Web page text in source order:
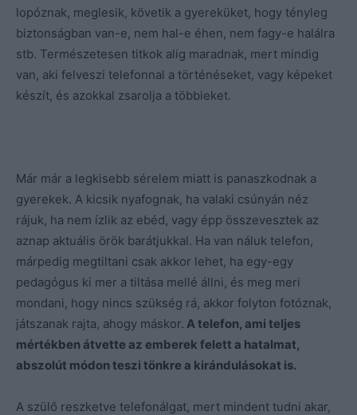
lopóznak, meglesik, követik a gyereküket, hogy tényleg
biztonságban van-e, nem hal-e éhen, nem fagy-e halálra
stb. Természetesen titkok alig maradnak, mert mindig
van, aki felveszi telefonnal a történéseket, vagy képeket
készít, és azokkal zsarolja a többieket.
Már már a legkisebb sérelem miatt is panaszkodnak a
gyerekek. A kicsik nyafognak, ha valaki csúnyán néz
rájuk, ha nem ízlik az ebéd, vagy épp összevesztek az
aznap aktuális örök barátjukkal. Ha van náluk telefon,
márpedig megtiltani csak akkor lehet, ha egy-egy
pedagógus ki mer a tiltása mellé állni, és meg meri
mondani, hogy nincs szükség rá, akkor folyton fotóznak,
játszanak rajta, ahogy máskor. A telefon, ami teljes
mértékben átvette az emberek felett a hatalmat,
abszolút módon teszi tönkre a kirándulásokat is.
A szülő reszketve telefonálgat, mert mindent tudni akar,